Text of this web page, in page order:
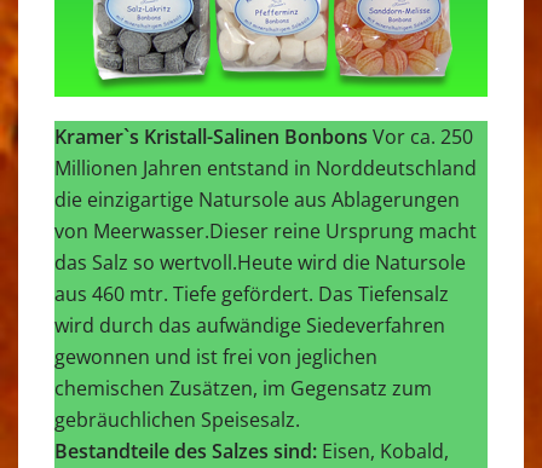
Kramer`s Kristall-Salinen Bonbons Vor ca. 250
Millionen Jahren entstand in Norddeutschland
die einzigartige Natursole aus Ablagerungen
von Meerwasser.Dieser reine Ursprung macht
das Salz so wertvoll.Heute wird die Natursole
aus 460 mtr. Tiefe gefördert. Das Tiefensalz
wird durch das aufwändige Siedeverfahren
gewonnen und ist frei von jeglichen
chemischen Zusätzen, im Gegensatz zum
gebräuchlichen Speisesalz.
Bestandteile des Salzes sind: Eisen, Kobald,